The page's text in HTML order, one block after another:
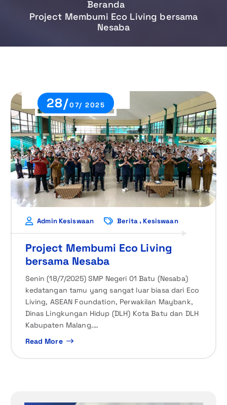
Beranda
Project Membumi Eco Living bersama
Nesaba
28/07/ 2025
Admin Kesiswaan Berita,Kesiswaan
Project Membumi Eco Living
bersama Nesaba
Senin (18/7/2025) SMP Negeri 01 Batu (Nesaba)
kedatangan tamu yang sangat luar biasa dari Eco
Living, ASEAN Foundation, Perwakilan Maybank,
Dinas Lingkungan Hidup (DLH) Kota Batu dan DLH
Kabupaten Malang.…
Read More